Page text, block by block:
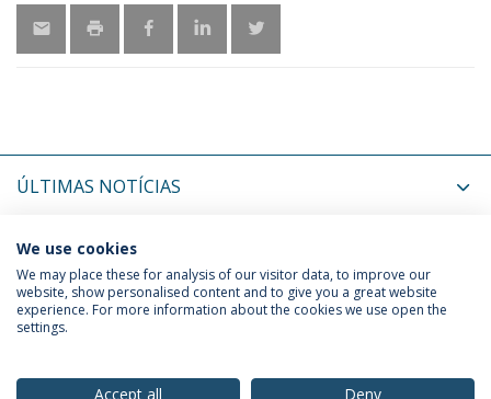
ÚLTIMAS NOTÍCIAS
PRÓXIMOS EVENTOS
Política de Privacidade
Termos & Condições
We use cookies
We may place these for analysis of our visitor data, to improve our
website, show personalised content and to give you a great website
experience. For more information about the cookies we use open the
settings.
Accept all Deny